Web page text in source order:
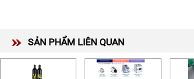
SẢN PHẨM LIÊN QUAN